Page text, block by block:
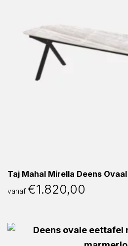
Taj Mahal Mirella Deens Ovaal
vanaf €1.820,00